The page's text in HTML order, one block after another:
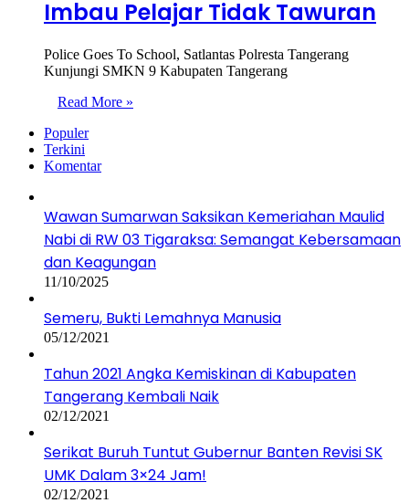
Imbau Pelajar Tidak Tawuran
Police Goes To School, Satlantas Polresta Tangerang
Kunjungi SMKN 9 Kabupaten Tangerang
Read More »
Populer
Terkini
Komentar
Wawan Sumarwan Saksikan Kemeriahan Maulid
Nabi di RW 03 Tigaraksa: Semangat Kebersamaan
dan Keagungan
11/10/2025
Semeru, Bukti Lemahnya Manusia
05/12/2021
Tahun 2021 Angka Kemiskinan di Kabupaten
Tangerang Kembali Naik
02/12/2021
Serikat Buruh Tuntut Gubernur Banten Revisi SK
UMK Dalam 3×24 Jam!
02/12/2021